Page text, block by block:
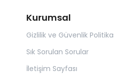
Kurumsal
Gizlilik ve Güvenlik
Sık Sorulan Sorular
İletişim Sayfası